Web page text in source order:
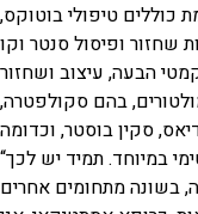
טיפולי בוטוקס,
שחזור ופיסול סנטר וקו
הבעה, עיצוב ושחזור
בהם סקולפטרה,
“עבורי העיסוק באסתטיקה הוא אופטימי במיוחד. תמיד יש לכך
בשונה מתחומים אחרים